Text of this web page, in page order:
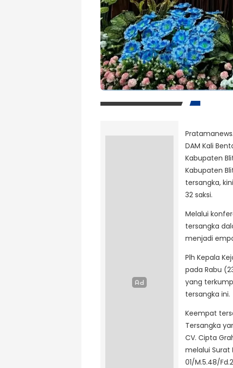
DAM Kali
Kabupaten
Kabupaten
tersangka,
32 saksi.
Melalui
tersangka
menjadi
Plh Kepala
pada Rabu
yang
tersangka ini.
Keempat
Tersangka
CV. Cipta
melalui Surat
01/M.5.48/